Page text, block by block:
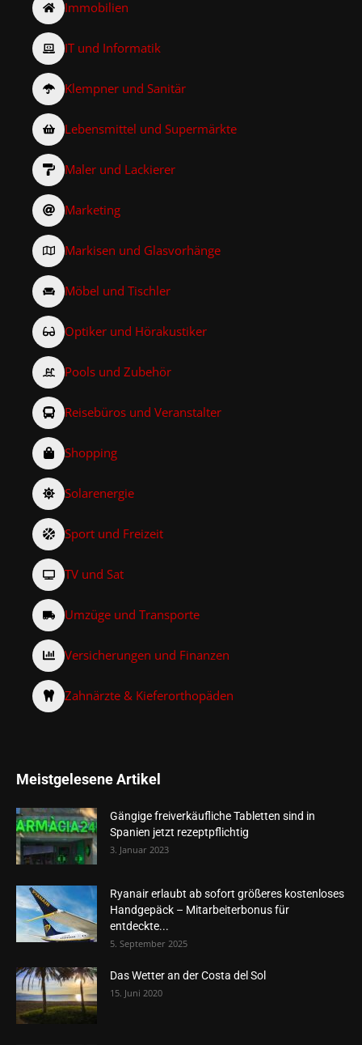
Immobilien
IT und Informatik
Klempner und Sanitär
Lebensmittel und Supermärkte
Maler und Lackierer
Marketing
Markisen und Glasvorhänge
Möbel und Tischler
Optiker und Hörakustiker
Pools und Zubehör
Reisebüros und Veranstalter
Shopping
Solarenergie
Sport und Freizeit
TV und Sat
Umzüge und Transporte
Versicherungen und Finanzen
Zahnärzte & Kieferorthopäden
Meistgelesene Artikel
Gängige freiverkäufliche Tabletten sind in
Spanien jetzt rezeptpflichtig
3. Januar 2023
Ryanair erlaubt ab sofort größeres kostenloses
Handgepäck – Mitarbeiterbonus für
entdeckte...
5. September 2025
Das Wetter an der Costa del Sol
15. Juni 2020